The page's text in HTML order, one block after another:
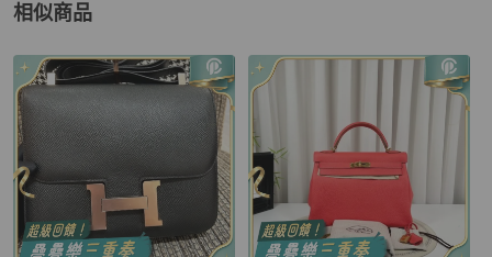
相似商品
更多相似Hermès女士錢包 / 小皮件推薦精品